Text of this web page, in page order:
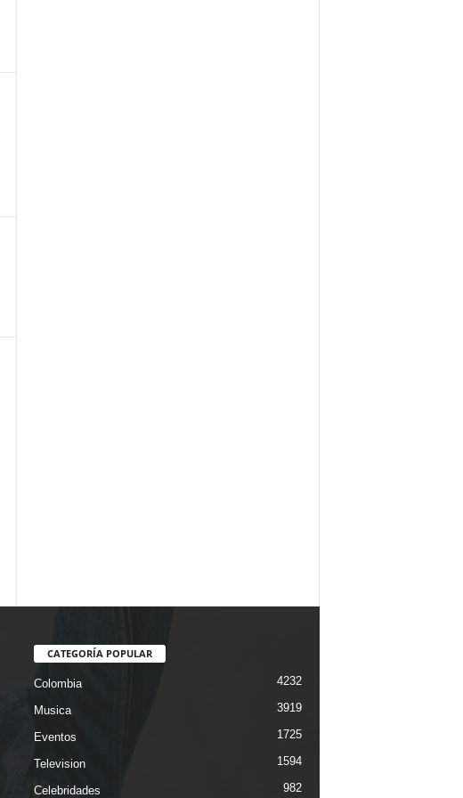
CATEGORÍA POPULAR
Colombia 4232
Musica 3919
Eventos 1725
Television 1594
Celebridades 982